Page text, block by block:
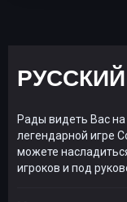
Рады видеть Вас
легендарной игре
можете
игроков и под